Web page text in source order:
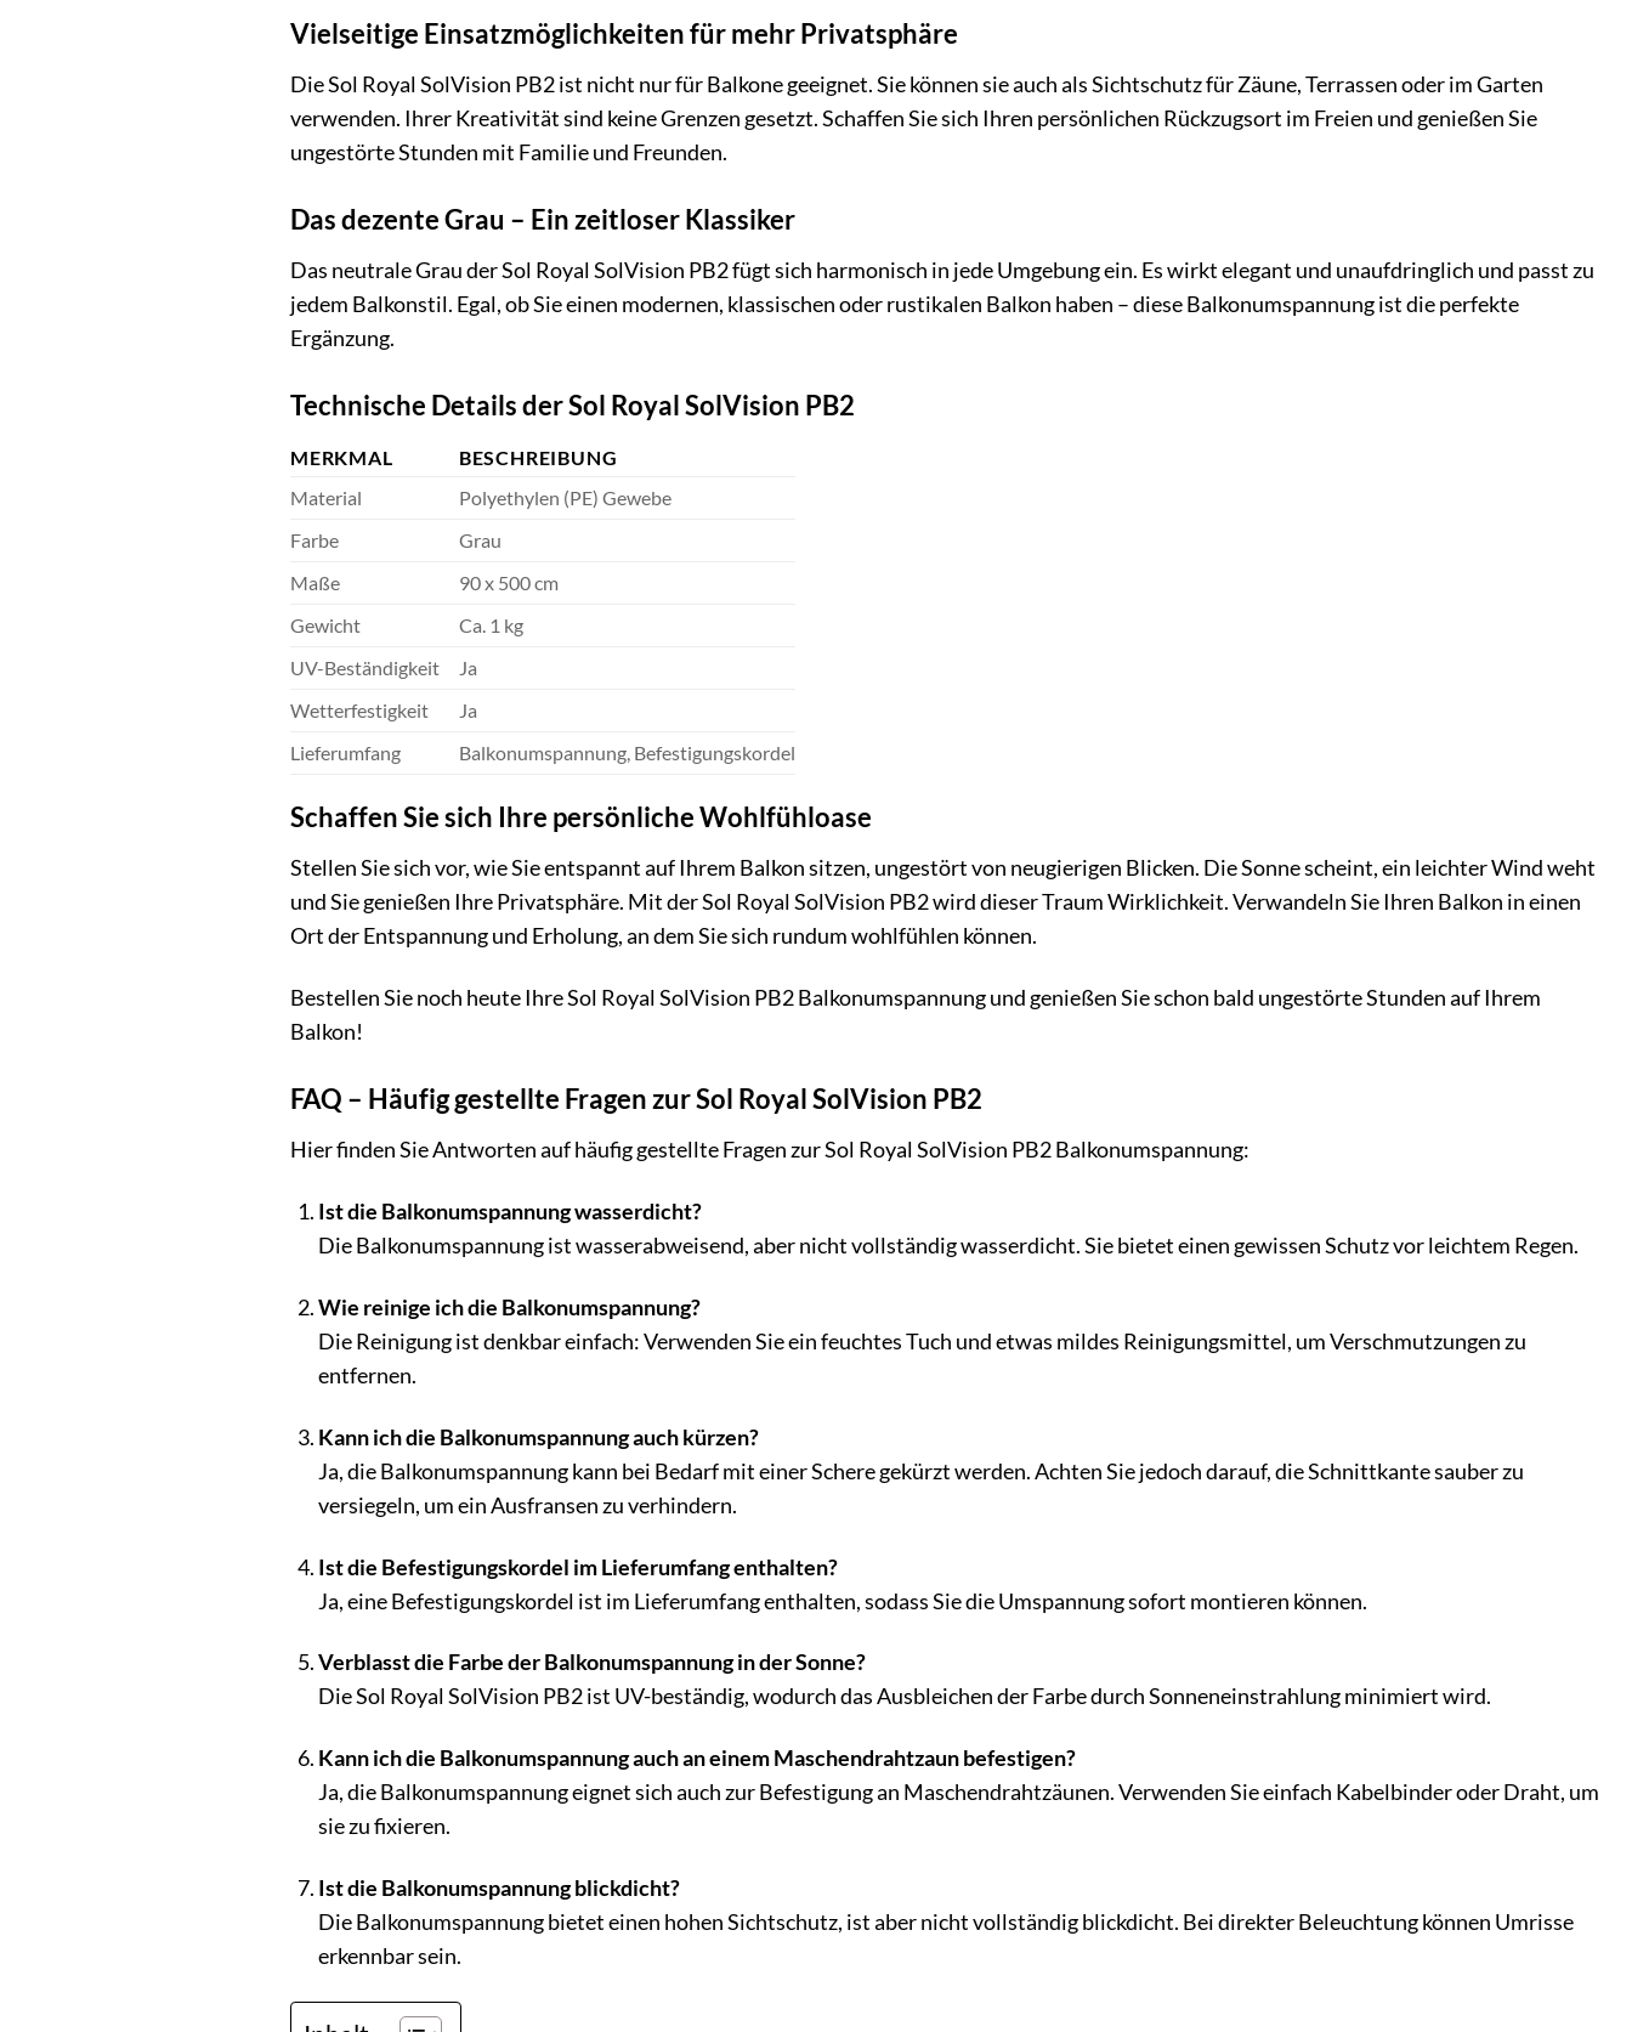
Vielseitige Einsatzmöglichkeiten für mehr Privatsphäre
Die Sol Royal SolVision PB2 ist nicht nur für Balkone geeignet. Sie können sie auch als Sichtschutz für Zäune, Terrassen oder im Garten
verwenden. Ihrer Kreativität sind keine Grenzen gesetzt. Schaffen Sie sich Ihren persönlichen Rückzugsort im Freien und genießen Sie
ungestörte Stunden mit Familie und Freunden.
Das dezente Grau – Ein zeitloser Klassiker
Das neutrale Grau der Sol Royal SolVision PB2 fügt sich harmonisch in jede Umgebung ein. Es wirkt elegant und unaufdringlich und passt zu
jedem Balkonstil. Egal, ob Sie einen modernen, klassischen oder rustikalen Balkon haben – diese Balkonumspannung ist die perfekte
Ergänzung.
Technische Details der Sol Royal SolVision PB2
MERKMAL
BESCHREIBUNG
Material
Polyethylen (PE) Gewebe
Farbe
Grau
Maße
90 x 500 cm
Gewicht
Ca. 1 kg
UV-Beständigkeit
Ja
Wetterfestigkeit
Ja
Lieferumfang
Balkonumspannung, Befestigungskordel
Schaffen Sie sich Ihre persönliche Wohlfühloase
Stellen Sie sich vor, wie Sie entspannt auf Ihrem Balkon sitzen, ungestört von neugierigen Blicken. Die Sonne scheint, ein leichter Wind weht
und Sie genießen Ihre Privatsphäre. Mit der Sol Royal SolVision PB2 wird dieser Traum Wirklichkeit. Verwandeln Sie Ihren Balkon in einen
Ort der Entspannung und Erholung, an dem Sie sich rundum wohlfühlen können.
Bestellen Sie noch heute Ihre Sol Royal SolVision PB2 Balkonumspannung und genießen Sie schon bald ungestörte Stunden auf Ihrem
Balkon!
FAQ – Häufig gestellte Fragen zur Sol Royal SolVision PB2
Hier finden Sie Antworten auf häufig gestellte Fragen zur Sol Royal SolVision PB2 Balkonumspannung:
Ist die Balkonumspannung wasserdicht?
Die Balkonumspannung ist wasserabweisend, aber nicht vollständig wasserdicht. Sie bietet einen gewissen Schutz vor leichtem Regen.
Wie reinige ich die Balkonumspannung?
Die Reinigung ist denkbar einfach: Verwenden Sie ein feuchtes Tuch und etwas mildes Reinigungsmittel, um Verschmutzungen zu
entfernen.
Kann ich die Balkonumspannung auch kürzen?
Ja, die Balkonumspannung kann bei Bedarf mit einer Schere gekürzt werden. Achten Sie jedoch darauf, die Schnittkante sauber zu
versiegeln, um ein Ausfransen zu verhindern.
Ist die Befestigungskordel im Lieferumfang enthalten?
Ja, eine Befestigungskordel ist im Lieferumfang enthalten, sodass Sie die Umspannung sofort montieren können.
Verblasst die Farbe der Balkonumspannung in der Sonne?
Die Sol Royal SolVision PB2 ist UV-beständig, wodurch das Ausbleichen der Farbe durch Sonneneinstrahlung minimiert wird.
Kann ich die Balkonumspannung auch an einem Maschendrahtzaun befestigen?
Ja, die Balkonumspannung eignet sich auch zur Befestigung an Maschendrahtzäunen. Verwenden Sie einfach Kabelbinder oder Draht, um
sie zu fixieren.
Ist die Balkonumspannung blickdicht?
Die Balkonumspannung bietet einen hohen Sichtschutz, ist aber nicht vollständig blickdicht. Bei direkter Beleuchtung können Umrisse
erkennbar sein.